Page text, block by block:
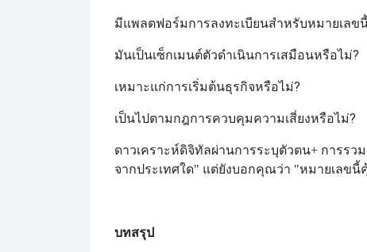
มีแพลตฟอร์มการลงทะเบียนสำหรับหมายเลข
มันเป็นเซ็กเมนต์ตัวดำเนินการเสมือนหรือไม่?
เหมาะแก่การเริ่มต้นธุรกิจหรือไม่?
เป็นไปตามกฎการควบคุมความเสี่ยงหรือไม่?
ดาวเคราะห์ดิจิทัลผ่านการระบุตัวตน+ การรว
จากประเทศใด" แต่ยังบอกคุณว่า "หมายเลข
บทสรุป